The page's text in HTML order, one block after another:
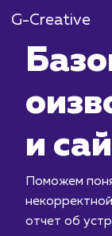
G-Creative
и